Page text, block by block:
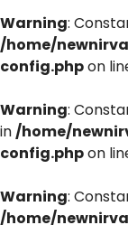
Warning:
/home/
config.phpon
Warning:
in/home/
config.phpon
Warning:
/home/